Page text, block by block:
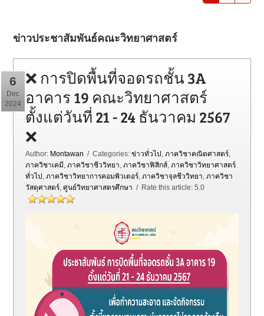
ข่าวประชาสัมพันธ์คณะวิทยาศาสตร์
6
Dec
2024
❌ การปิดพื้นที่จอดรถชั้น 3A
อาคาร 19 คณะวิทยาศาสตร์
ตั้งแต่วันที่ 21 - 24 ธันวาคม 2567
❌
Author: Montawan / Categories:ข่าวทั่วไป ,ภาควิชาคณิตศาสตร์
ภาควิชาเคมี ,ภาควิชาชีววิทยา ,ภาควิชาฟิสิกส์ ,ภาควิชาวิทยาศาสตร์
ทั่วไป ,ภาควิชาวิทยาการคอมพิวเตอร์ ,ภาควิชาจุลชีววิทยา ,ภาควิชา
วัสดุศาสตร์ ,ศูนย์วิทยาศาสตรศึกษา / Rate this article:5.0